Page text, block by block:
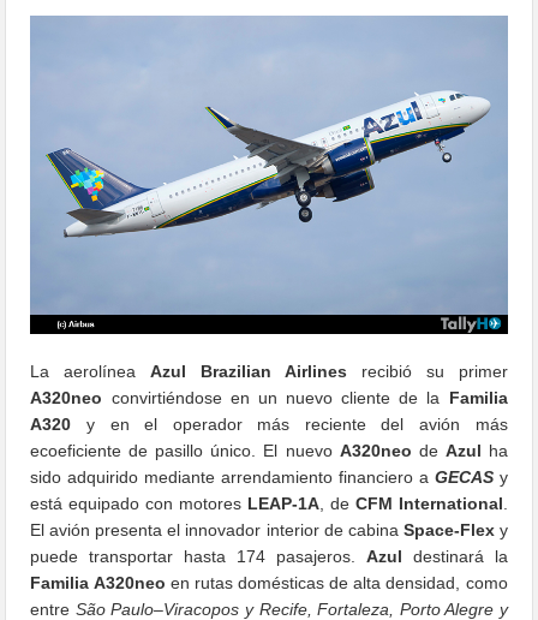
La aerolíneaAzul Brazilian Airlines recibió su primer
A320neo convirtiéndose en un nuevo cliente de la Familia
A320 y en el operador más reciente del avión más
ecoeficiente de pasillo único. El nuevo A320neo de Azul ha
sido adquirido mediante arrendamiento financiero a GECAS y
está equipado con motores LEAP-1A, deCFM International
El avión presenta el innovador interior de cabina Space-Flexy
puede transportar hasta 174 pasajeros. Azul destinará la
Familia A320neo en rutas domésticas de alta densidad, como
entre São Paulo–Viracopos y Recife, Fortaleza, Porto Alegre y